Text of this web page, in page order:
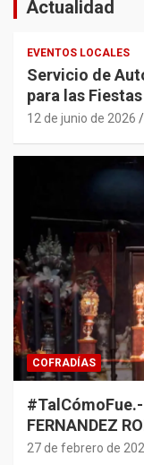
Actualidad
EVENTOS LOCALES
Servicio de
para las
12 de junio de 2026
COFRADÍAS
#TalCómoFue.-
FERNANDEZ
27 de febrero de